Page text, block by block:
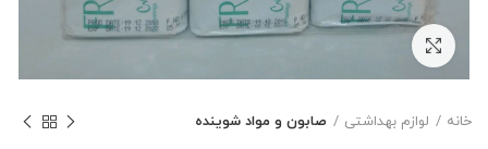
خانه لوازم بهداشتی صابون و مواد شوینده